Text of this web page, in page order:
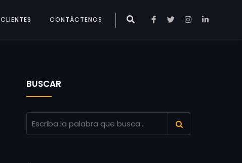
CLIENTES CONTÁCTENOS
BUSCAR